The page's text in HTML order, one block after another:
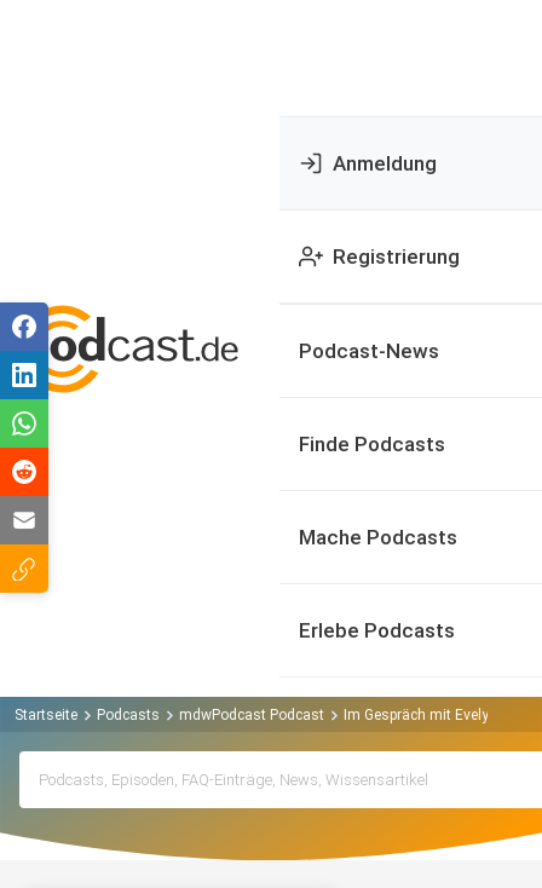
Anmeldung
Registrierung
Podcast-News
Finde Podcasts
Mache Podcasts
Erlebe Podcasts
Startseite Podcasts mdwPodcast Podcast Im Gespräch mit Evelyn